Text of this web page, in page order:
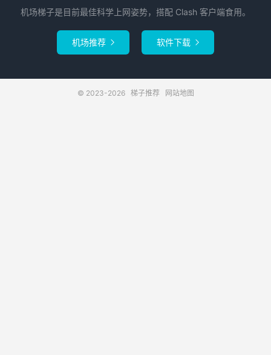
机场梯子是目前最佳科学上网姿势，搭配 Clash 客户端食用。
机场推荐  软件下载 
© 2023-2026 梯子推荐 网站地图